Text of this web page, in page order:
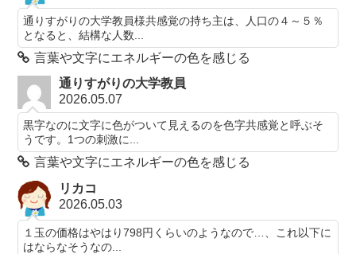
通りすがりの大学教員様共感覚の持ち主は、人口の４～５％
となると、結構な人数...
言葉や文字にエネルギーの色を感じる
通りすがりの大学教員
2026.05.07
黒字なのに文字に色がついて見えるのを色字共感覚と呼ぶそ
うです。1つの刺激に...
言葉や文字にエネルギーの色を感じる
リカコ
2026.05.03
１玉の価格はやはり798円くらいのようなので…、これ以下に
はならなそうなの...